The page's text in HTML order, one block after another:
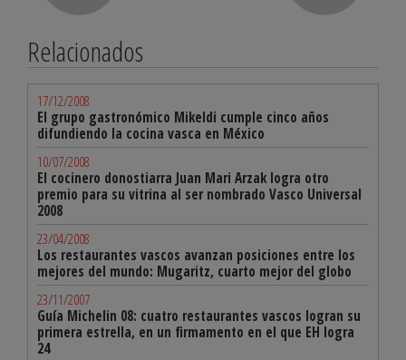
Relacionados
17/12/2008
El grupo gastronómico Mikeldi cumple cinco años
difundiendo la cocina vasca en México
10/07/2008
El cocinero donostiarra Juan Mari Arzak logra otro
premio para su vitrina al ser nombrado Vasco Universal
2008
23/04/2008
Los restaurantes vascos avanzan posiciones entre los
mejores del mundo: Mugaritz, cuarto mejor del globo
23/11/2007
Guía Michelin 08: cuatro restaurantes vascos logran su
primera estrella, en un firmamento en el que EH logra
24